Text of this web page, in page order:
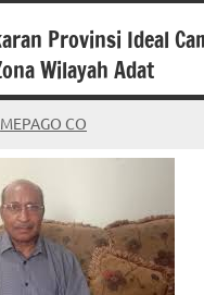
Provinsi Ideal
Wilayah Adat
MEPAGO CO